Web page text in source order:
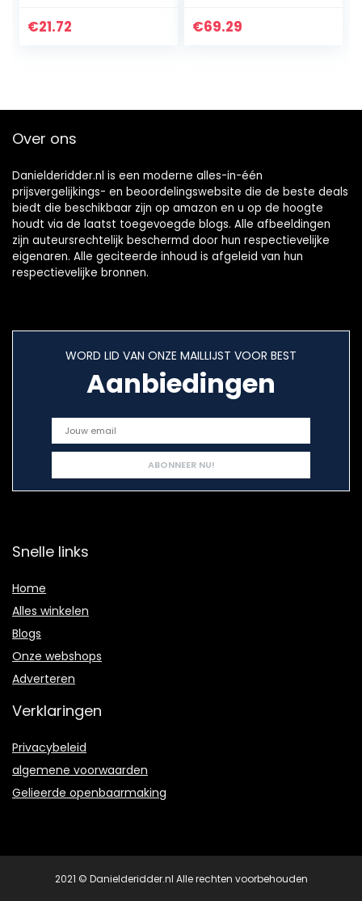
schoenen voor
€21.72 €69.29
Over ons
Danielderidder.nl is een moderne alles-in-één
prijsvergelijkings- en beoordelingswebsite die de beste deals
biedt die beschikbaar zijn op amazon en u op de hoogte
houdt via de laatst toegevoegde blogs. Alle afbeeldingen
zijn auteursrechtelijk beschermd door hun respectievelijke
eigenaren. Alle geciteerde inhoud is afgeleid van hun
respectievelijke bronnen.
WORD LID VAN ONZE MAILLIJST VOOR BEST
Aanbiedingen
Snelle links
Home
Alles winkelen
Blogs
Onze webshops
Adverteren
Verklaringen
Privacybeleid
algemene voorwaarden
Gelieerde openbaarmaking
2021 © Danielderidder.nl Alle rechten voorbehouden